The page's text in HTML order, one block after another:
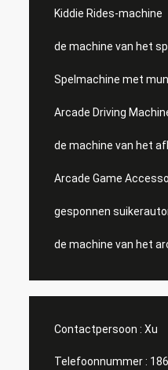
Kiddie Rides-machine
de machine van het
Spelmachine met
Arcade Driving
de machine van het
Arcade Game
gesponnen
de machine van het
Contactpersoon : Xu
Telefoonnummer :